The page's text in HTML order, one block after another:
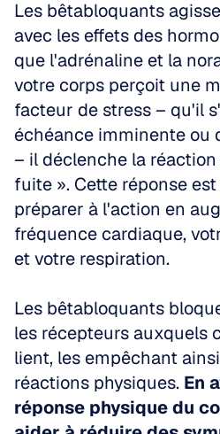
Les bêtabloquants
avec les effets des
que l'adrénaline et la
votre corps perçoit une
facteur de stress – qu'il
échéance imminente ou
– il déclenche la
fuite ». Cette réponse
préparer à l'action en
fréquence cardiaque,
et votre respiration.
Les bêtabloquants
les récepteurs auxquels
lient, les empêchant
réactions physiques. En
réponse physique du